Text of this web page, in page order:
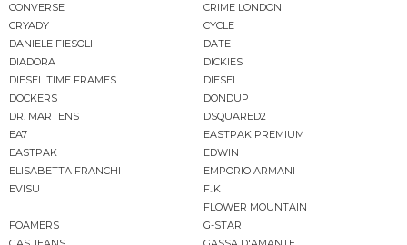
CONVERSE
CRIME LONDON
CRYADY
CYCLE
DANIELE FIESOLI
DATE
DIADORA
DICKIES
DIESEL TIME FRAMES
DIESEL
DOCKERS
DONDUP
DR. MARTENS
DSQUARED2
EA7
EASTPAK PREMIUM
EASTPAK
EDWIN
ELISABETTA FRANCHI
EMPORIO ARMANI
EVISU
F..K
FLOWER MOUNTAIN
FOAMERS
G-STAR